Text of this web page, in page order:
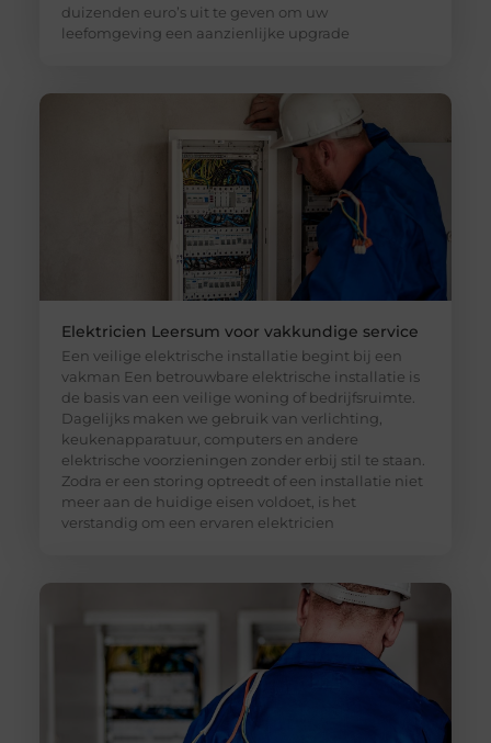
duizenden euro’s uit te geven om uw
leefomgeving een aanzienlijke upgrade
Elektricien Leersum voor vakkundige service
Een veilige elektrische installatie begint bij een
vakman Een betrouwbare elektrische installatie is
de basis van een veilige woning of bedrijfsruimte.
Dagelijks maken we gebruik van verlichting,
keukenapparatuur, computers en andere
elektrische voorzieningen zonder erbij stil te staan.
Zodra er een storing optreedt of een installatie niet
meer aan de huidige eisen voldoet, is het
verstandig om een ervaren elektricien